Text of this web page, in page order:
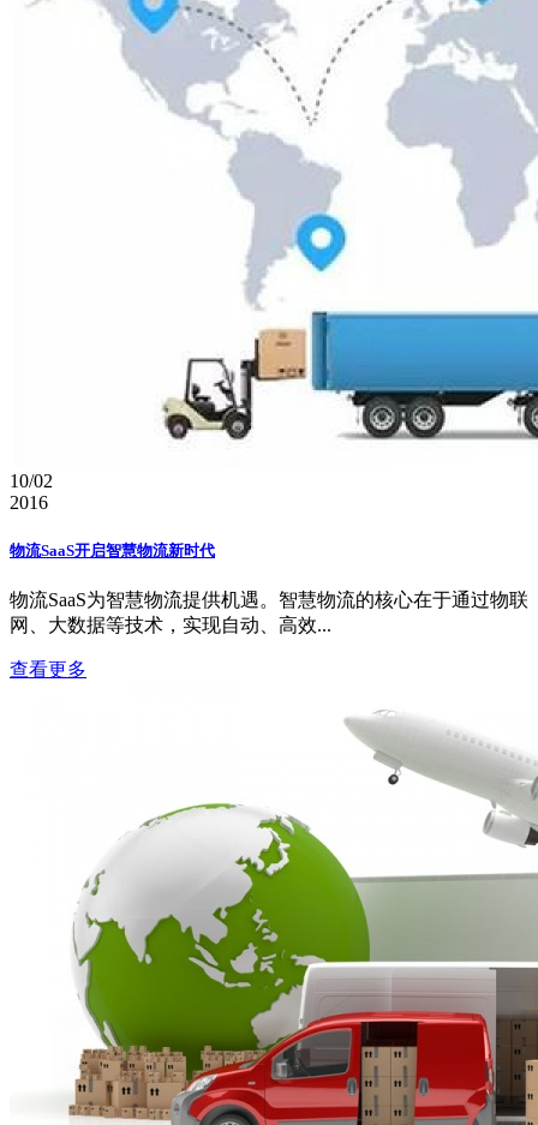
10/02
2016
物流SaaS开启智慧物流新时代
物流SaaS为智慧物流提供机遇。智慧物流的核心在于通过物联
网、大数据等技术，实现自动、高效...
查看更多